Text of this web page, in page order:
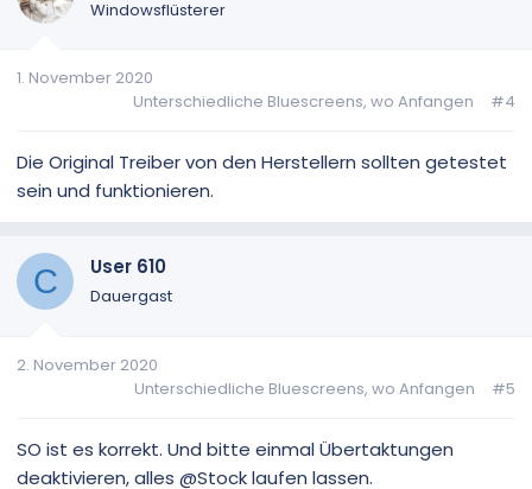
Windowsflüsterer
1. November 2020
Unterschiedliche Bluescreens, wo Anfangen
#4
Die Original Treiber von den Herstellern sollten getestet
sein und funktionieren.
C User 610
Dauergast
2. November 2020
Unterschiedliche Bluescreens, wo Anfangen
#5
SO ist es korrekt. Und bitte einmal Übertaktungen
deaktivieren, alles @Stock laufen lassen.